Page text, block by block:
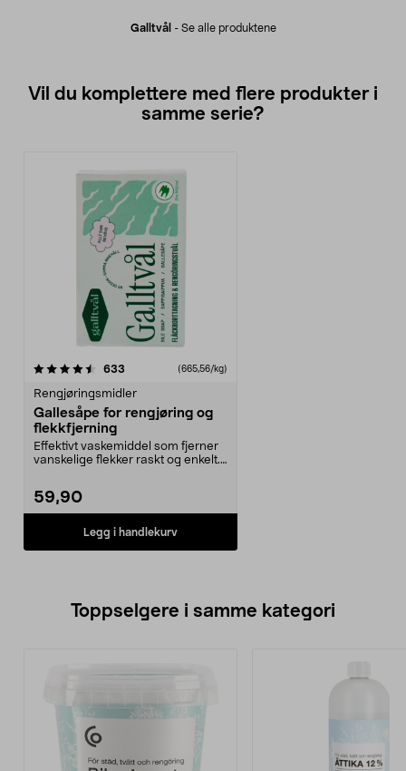
Galltvål - Se alle produktene
Vil du komplettere med flere produkter i
samme serie?
633 anmeldelser(665,56/kg)
Rengjøringsmidler
Gallesåpe for rengjøring og
flekkfjerning
Effektivt vaskemiddel som fjerner
vanskelige flekker raskt og enkelt.
59,90
Legg i handlekurv
Toppselgere i samme kategori